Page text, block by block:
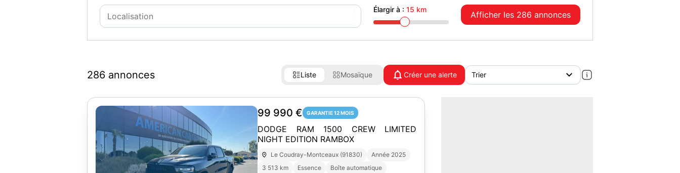
Élargir à :15 km
Afficher les 286 annonces
286 annonces Liste Mosaïque Créer une alerte
99 990 € GARANTIE 12 MOIS
DODGE RAM 1500 CREW LIMITED
NIGHT EDITION RAMBOX
Le Coudray-Montceaux (91830)
Année 2025
3 513 km
Essence
Boîte automatique